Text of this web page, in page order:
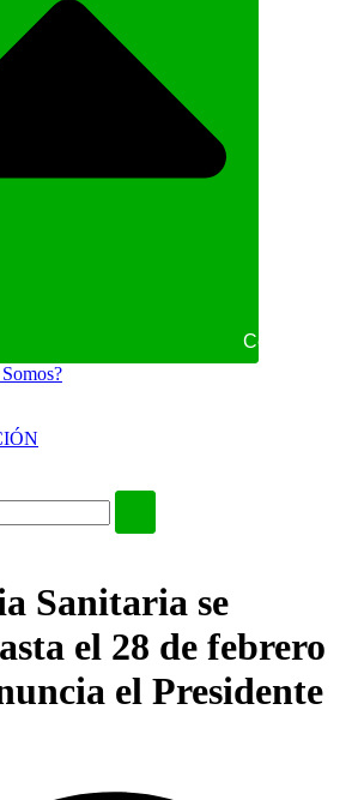
Cerrar
Sanitaria se
el 28 de febrero
el Presidente